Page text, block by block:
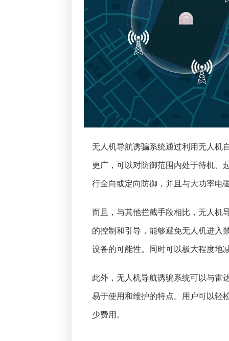
无人机导航诱骗系统通过利用无人机
更广，可以对防御范围内处于待机、
行全向或定向防御，并且与大功率电
而且，与其他拦截手段相比，无人机
的控制和引导，能够避免无人机进入
设备的可能性。同时可以极大程度地
此外，无人机导航诱骗系统可以与雷
易于使用和维护的特点。用户可以轻
少费用。